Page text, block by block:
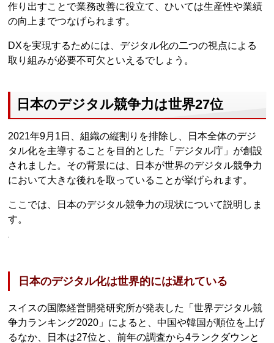
作り出すことで業務改善に役立て、ひいては生産性や業績
の向上までつなげられます。
DXを実現するためには、デジタル化の二つの視点による
取り組みが必要不可欠といえるでしょう。
日本のデジタル競争力は世界27位
2021年9月1日、組織の縦割りを排除し、日本全体のデジ
タル化を主導することを目的とした「デジタル庁」が創設
されました。その背景には、日本が世界のデジタル競争力
において大きな後れを取っていることが挙げられます。
ここでは、日本のデジタル競争力の現状について説明しま
す。
日本のデジタル化は世界的には遅れている
スイスの国際経営開発研究所が発表した「世界デジタル競
争力ランキング2020」によると、中国や韓国が順位を上げ
るなか、日本は27位と、前年の調査から4ランクダウンと